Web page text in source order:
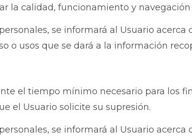
la calidad, funcionamiento y navegación
se informará al Usuario
o usos que se dará a la información
el tiempo mínimo necesario para los
el Usuario solicite su supresión.
se informará al Usuario